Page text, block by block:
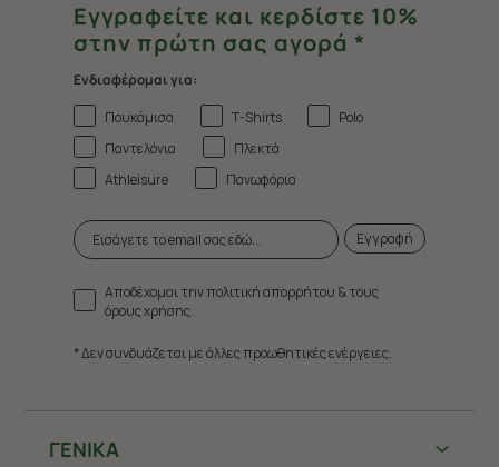
ΓΕΝΙΚΑ
Εγγραφείτε και κερδίστε 10%
στην πρώτη σας αγορά *
Ενδιαφέρομαι για:
Πουκάμισα
T-Shirts
Polo
Παντελόνια
Πλεκτά
Athleisure
Πανωφόρια
Εγγραφή
Αποδέχομαι την πολιτική απορρήτου & τους
όρους χρήσης.
* Δεν συνδυάζεται με άλλες προωθητικές ενέργειες.